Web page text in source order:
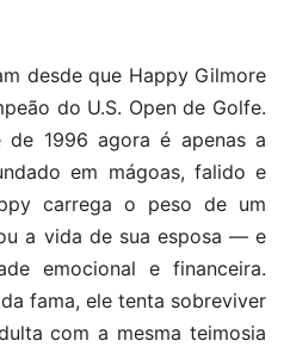
desde que Happy Gilmore
do U.S. Open de Golfe.
de 1996 agora é apenas a
em mágoas, falido e
carrega o peso de um
a vida de sua esposa — e
emocional e financeira.
fama, ele tenta sobreviver
com a mesma teimosia